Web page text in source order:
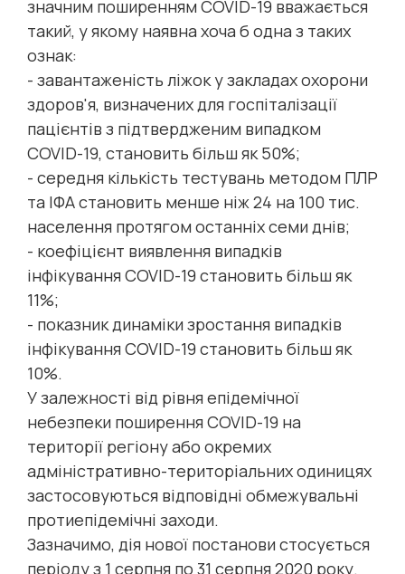
значним поширенням COVID-19 вважається
такий, у якому наявна хоча б одна з таких
ознак:
- завантаженість ліжок у закладах охорони
здоров'я, визначених для госпіталізації
пацієнтів з підтвердженим випадком
COVID-19, становить більш як 50%;
- середня кількість тестувань методом ПЛР
та ІФА становить менше ніж 24 на 100 тис.
населення протягом останніх семи днів;
- коефіцієнт виявлення випадків
інфікування COVID-19 становить більш як
11%;
- показник динаміки зростання випадків
інфікування COVID-19 становить більш як
10%.
У залежності від рівня епідемічної
небезпеки поширення COVID-19 на
території регіону або окремих
адміністративно-територіальних одиницях
застосовуються відповідні обмежувальні
протиепідемічні заходи.
Зазначимо, дія нової постанови стосується
періоду з 1 серпня по 31 серпня 2020 року.